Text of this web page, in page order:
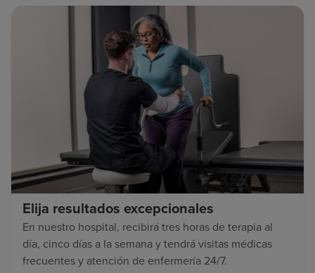
Elija resultados excepcionales
En nuestro hospital, recibirá tres horas de terapia al
día, cinco días a la semana y tendrá visitas médicas
frecuentes y atención de enfermería 24/7.